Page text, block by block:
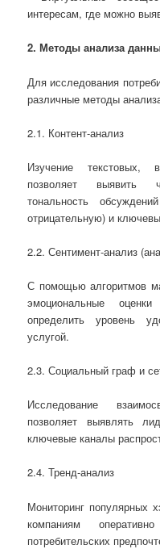
интересам, где можно
2. Методы анализа
Для исследования
различные методы
2.1. Контент-анализ
Изучение текстовых,
позволяет выявить
тональность
отрицательную) и
2.2. Сентимент-анализ
С помощью алгоритмов
эмоциональные
определить уровень
услугой.
2.3. Социальный граф и
Исследование
позволяет выявлять
ключевые каналы
2.4. Тренд-анализ
Мониторинг популярных
компаниям
потребительских